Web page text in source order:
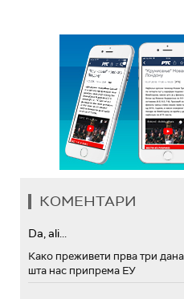
КОМЕНТАРИ
Da, ali...
Како преживети прва три
шта нас припрема ЕУ